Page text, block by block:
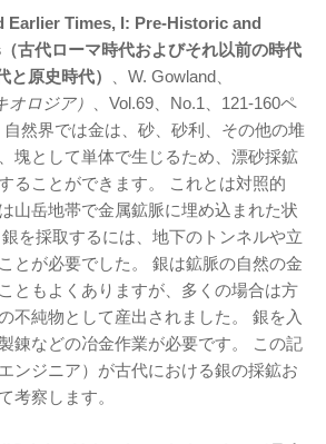
Earlier Times, I: Pre-Historic and
古代ローマ時代およびそれ以前の時代
と原史時代）
、W. Gowland、
ロジア）
、Vol.69、No.1、121-160ペ
然界では金は、砂、砂利、その他の堆
塊として単体で生じるため、漂砂採鉱
ることができます。 これとは対照的
山岳地帯で金属鉱脈に埋め込まれた状
を採取するには、地下のトンネルや立
とが必要でした。 銀は鉱脈の自然の金
ともよくありますが、多くの場合は方
不純物として産出されました。 銀を入
錬などの冶金作業が必要です。 この記
ンジニア）が古代における銀の採鉱お
考察します。